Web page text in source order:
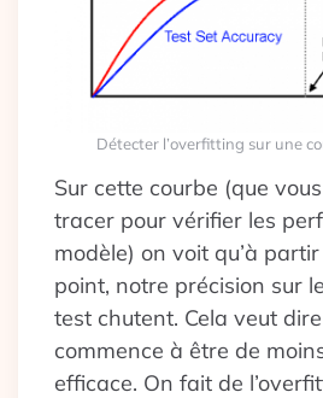
Détecter l’overfitting sur une
Sur cette courbe (que
tracer pour vérifier les
modèle) on voit qu’à
point, notre précision sur
test chutent. Cela veut
commence à être de
efficace. On fait de